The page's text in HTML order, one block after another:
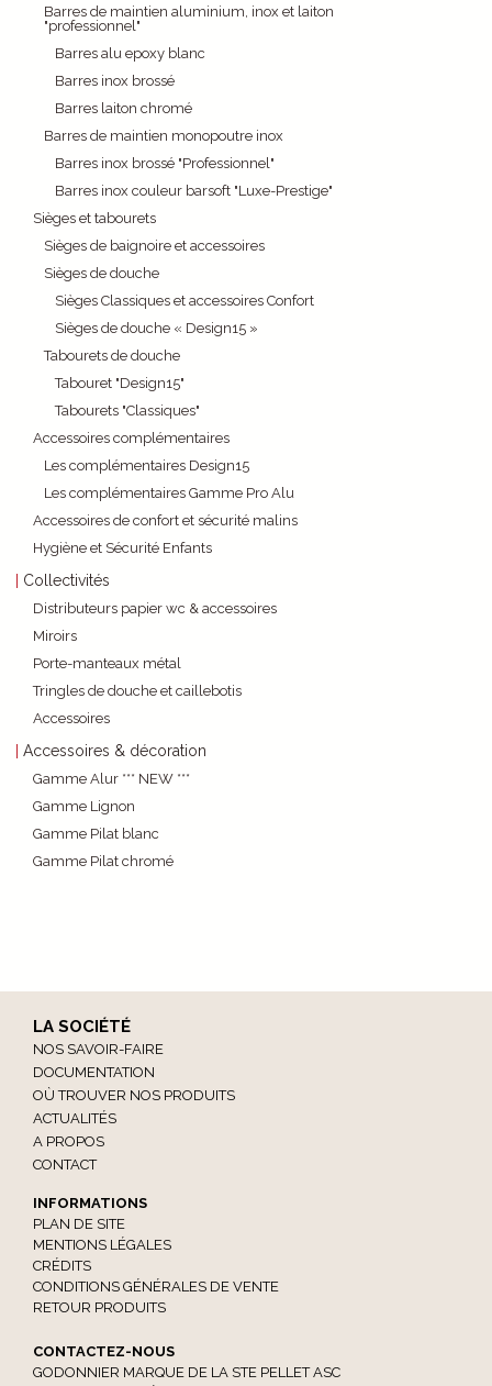
Barres de maintien aluminium, inox et laiton
"professionnel"
Barres alu epoxy blanc
Barres inox brossé
Barres laiton chromé
Barres de maintien monopoutre inox
Barres inox brossé "Professionnel"
Barres inox couleur barsoft "Luxe-Prestige"
Sièges et tabourets
Sièges de baignoire et accessoires
Sièges de douche
Sièges Classiques et accessoires Confort
Sièges de douche « Design15 »
Tabourets de douche
Tabouret "Design15"
Tabourets "Classiques"
Accessoires complémentaires
Les complémentaires Design15
Les complémentaires Gamme Pro Alu
Accessoires de confort et sécurité malins
Hygiène et Sécurité Enfants
Collectivités
Distributeurs papier wc & accessoires
Miroirs
Porte-manteaux métal
Tringles de douche et caillebotis
Accessoires
Accessoires & décoration
Gamme Alur *** NEW ***
Gamme Lignon
Gamme Pilat blanc
Gamme Pilat chromé
LA SOCIÉTÉ
NOS SAVOIR-FAIRE
DOCUMENTATION
OÙ TROUVER NOS PRODUITS
ACTUALITÉS
A PROPOS
CONTACT
INFORMATIONS
PLAN DE SITE
MENTIONS LÉGALES
CRÉDITS
CONDITIONS GÉNÉRALES DE VENTE
RETOUR PRODUITS
CONTACTEZ-NOUS
GODONNIER MARQUE DE LA STE PELLET ASC